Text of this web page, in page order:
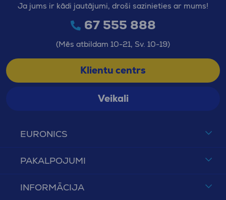
EURONICS
PAKALPOJUMI
INFORMĀCIJA
Ja jums ir kādi jautājumi, droši sazinieties ar mums!
67 555 888
(Mēs atbildam 10-21, Sv. 10-19)
Klientu centrs
Veikali